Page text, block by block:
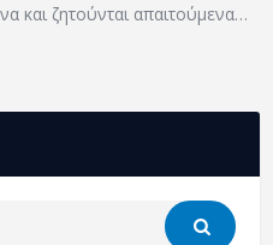
και ζητούνται απαιτούμενα…